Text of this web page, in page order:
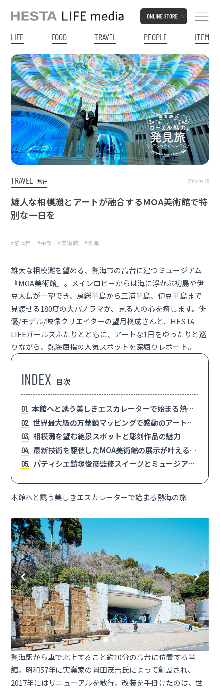
LIFE FOOD TRAVEL PEOPLE ITEM
TRAVEL 旅行 2024.04.25
雄大な相模灘とアートが融合するMOA美術館で特
別な一日を
#静岡県 #中部 #美術館 #熱海
雄大な相模灘を望める、熱海市の高台に建つミュージアム
『MOA美術館』。メインロビーからは海に浮かぶ初島や伊
豆大島が一望でき、房総半島から三浦半島、伊豆半島まで
見渡せる180度の大パノラマが、見る人の心を癒します。俳
優/モデル/映像クリエイターの望月柊成さんと、HESTA
LIFEガールズふたりとともに、アートな1日をゆったりと巡
りながら、熱海屈指の人気スポットを深堀りレポート。
目次
1 本館へと誘う美しきエスカレーターで始まる熱海
の旅
2
世界最大級の万華鏡マッピングで感動のアート体
験
3 相模灘を望む絶景スポットと彫刻作品の魅力
4 最新技術を駆使したMOA美術館の展示が叶える美
術体験
5
パティシエ鎧塚俊彦監修スイーツとミュージアム
本館へと誘う美しきエスカレーターで始まる熱海の旅
熱海駅から車で北上すること約10分の高台に位置する当
館。昭和57年に実業家の岡田茂吉氏によって創設され、
2017年にはリニューアルを敢行。改装を手掛けたのは、世